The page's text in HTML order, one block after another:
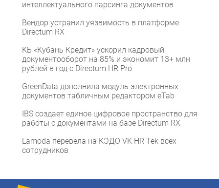
интеллектуального парсинга документов
Вендор устранил уязвимость в платформе
Directum RX
КБ «Кубань Кредит» ускорил кадровый
документооборот на 85% и экономит 13+ млн
рублей в год с Directum HR Pro
GreenData дополнила модуль электронных
документов табличным редактором eTab
IBS создает единое цифровое пространство для
работы с документами на базе Directum RX
Lamoda перевела на КЭДО VK HR Tek всех
сотрудников